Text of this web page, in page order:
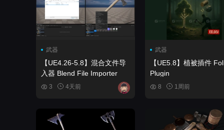
武器
【UE4.26-5.8】混合文件导
入器 Blend File Importer
3 4天前
武器
【UE5.8】植被插件 Foliage
Plugin
8 1周前